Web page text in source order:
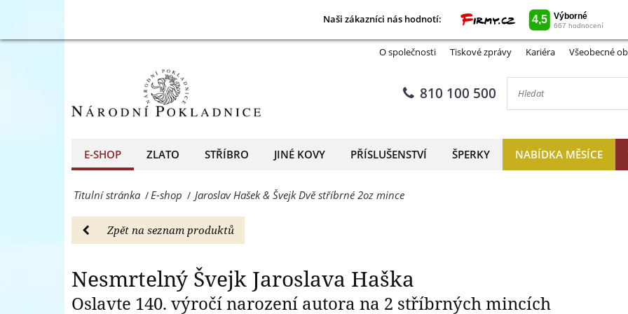
Naši zákazníci nás hodnotí:
jeho
legendární
voják
Švejk
-
E-
O společnosti Tiskové zprávy Kariéra Všeobecné
810 100 500
E-SHOP ZLATO STŘÍBRO JINÉ KOVY PŘÍSLUŠENSTVÍ ŠPERKY NABÍDKA MĚSÍCE
Titulní stránka /E-shop / Jaroslav Hašek & Švejk Dvě stříbrné 2oz mince
Zpět na seznam produktů
Nesmrtelný Švejk Jaroslava Haška
Oslavte 140. výročí narození autora na 2 stříbrných mincích
Nesmrtelný Švejk Jaroslava
Naši zákazníci nás hodnotí:
legendární
-
shop
Národní
Pokladnice
přední